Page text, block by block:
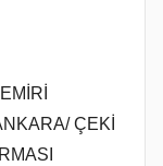
ÇEKİ